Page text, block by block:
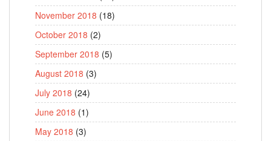
November 2018 (18)
October 2018 (2)
September 2018 (5)
August 2018 (3)
July 2018 (24)
June 2018 (1)
May 2018 (3)